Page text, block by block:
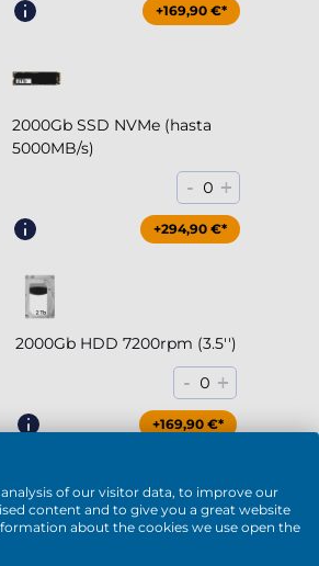
+169,90 €*
2000Gb SSD NVMe (hasta
5000MB/s)
- 0 +
+294,90 €*
2000Gb HDD 7200rpm (3.5'')
- 0 +
+169,90 €*
of our visitor data, to improve our
content and to give you a great website
about the cookies we use open the